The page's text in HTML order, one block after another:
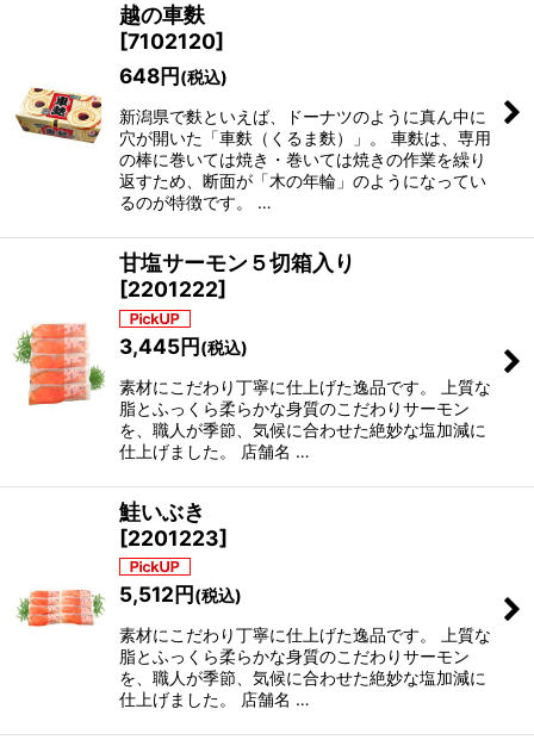
越の車麩
[7102120]
648円(税込)
新潟県で麩といえば、ドーナツのように真ん中に
穴が開いた「車麩（くるま麩）」。 車麩は、専用
の棒に巻いては焼き・巻いては焼きの作業を繰り
返すため、断面が「木の年輪」のようになってい
るのが特徴です。 …
甘塩サーモン５切箱入り
[2201222]
3,445円(税込)
素材にこだわり丁寧に仕上げた逸品です。 上質な
脂とふっくら柔らかな身質のこだわりサーモン
を、職人が季節、気候に合わせた絶妙な塩加減に
仕上げました。 店舗名 …
鮭いぶき
[2201223]
5,512円(税込)
素材にこだわり丁寧に仕上げた逸品です。 上質な
脂とふっくら柔らかな身質のこだわりサーモン
を、職人が季節、気候に合わせた絶妙な塩加減に
仕上げました。 店舗名 …